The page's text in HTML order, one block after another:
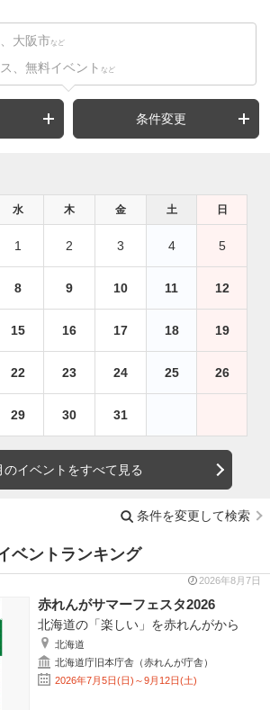
大阪市 など
、無料イベント など
条件変更
水 木 金 土 日
1 2 3 4 5
8 9 10 11 12
15 16 17 18 19
22 23 24 25 26
29 30 31
のイベントをすべて見る
条件を変更して検索
ベントランキング
2026年8月7日
赤れんがサマーフェスタ2026
北海道の「楽しい」を赤れんがから
北海道
北海道庁旧本庁舎（赤れんが庁舎）
2026年7月5日(日)～9月12日(土)